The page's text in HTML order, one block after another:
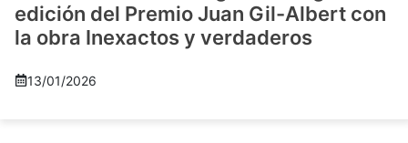
edición del Premio Juan Gil-Albert con
la obra Inexactos y verdaderos
13/01/2026